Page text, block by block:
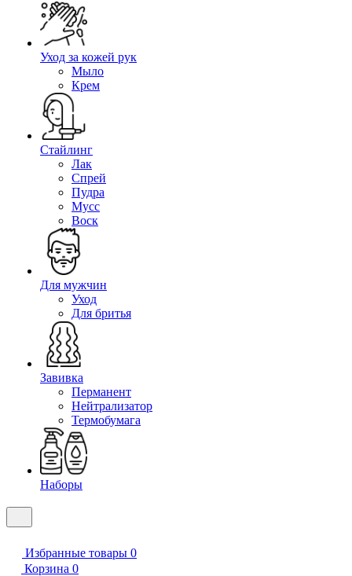
Уход за кожей рук
Мыло
Крем
Стайлинг
Лак
Спрей
Пудра
Мусс
Воск
Для мужчин
Уход
Для бритья
Завивка
Перманент
Нейтрализатор
Термобумага
Наборы
Избранные товары 0
Корзина 0